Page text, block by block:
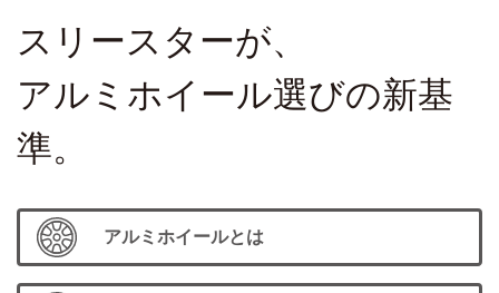
スリースターが、
アルミホイール選びの新基
準。
アルミホイールとは